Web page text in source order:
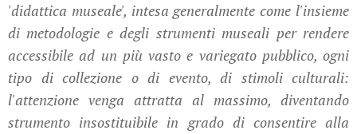
'didattica museale', intesa generalmente come l'insieme
di metodologie e degli strumenti museali per rendere
accessibile ad un più vasto e variegato pubblico, ogni
tipo di collezione o di evento, di stimoli culturali:
l'attenzione venga attratta al massimo, diventando
strumento insostituibile in grado di consentire alla